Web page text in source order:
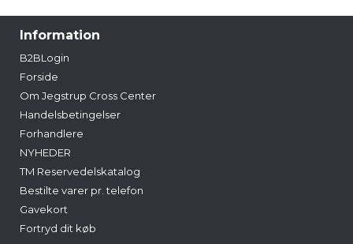
Information
B2BLogin
Forside
Om Jegstrup Cross Center
Handelsbetingelser
Forhandlere
NYHEDER
TM Reservedelskatalog
Bestilte varer pr. telefon
Gavekort
Fortryd dit køb